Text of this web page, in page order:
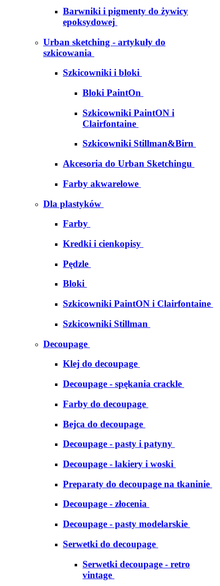
Barwniki i pigmenty do żywicy
epoksydowej
Urban sketching - artykuły do
szkicowania
Szkicowniki i bloki
Bloki PaintOn
Szkicowniki PaintON i
Clairfontaine
Szkicowniki Stillman&Birn
Akcesoria do Urban Sketchingu
Farby akwarelowe
Dla plastyków
Farby
Kredki i cienkopisy
Pędzle
Bloki
Szkicowniki PaintON i Clairfontaine
Szkicowniki Stillman
Decoupage
Klej do decoupage
Decoupage - spękania crackle
Farby do decoupage
Bejca do decoupage
Decoupage - pasty i patyny
Decoupage - lakiery i woski
Preparaty do decoupage na tkaninie
Decoupage - złocenia
Decoupage - pasty modelarskie
Serwetki do decoupage
Serwetki decoupage - retro
vintage